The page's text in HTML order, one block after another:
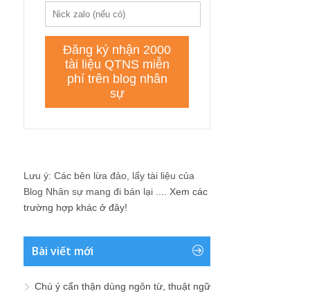
Lưu ý: Các bên lừa đảo, lấy tài liệu của
Blog Nhân sự mang đi bán lại .... Xem các
trường hợp khác ở đây!
Bài viết mới
Chú ý cẩn thận dùng ngôn từ, thuật ngữ